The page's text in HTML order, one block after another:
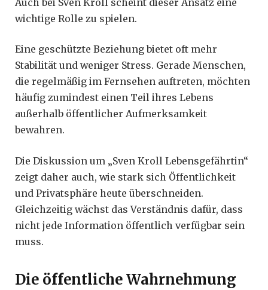
wichtige Rolle zu spielen.
Eine geschützte Beziehung bietet oft mehr
Stabilität und weniger Stress. Gerade Menschen,
die regelmäßig im Fernsehen auftreten, möchten
häufig zumindest einen Teil ihres Lebens
außerhalb öffentlicher Aufmerksamkeit
bewahren.
Die Diskussion um „Sven Kroll Lebensgefährtin“
zeigt daher auch, wie stark sich Öffentlichkeit
und Privatsphäre heute überschneiden.
Gleichzeitig wächst das Verständnis dafür, dass
nicht jede Information öffentlich verfügbar sein
muss.
Die öffentliche Wahrnehmung